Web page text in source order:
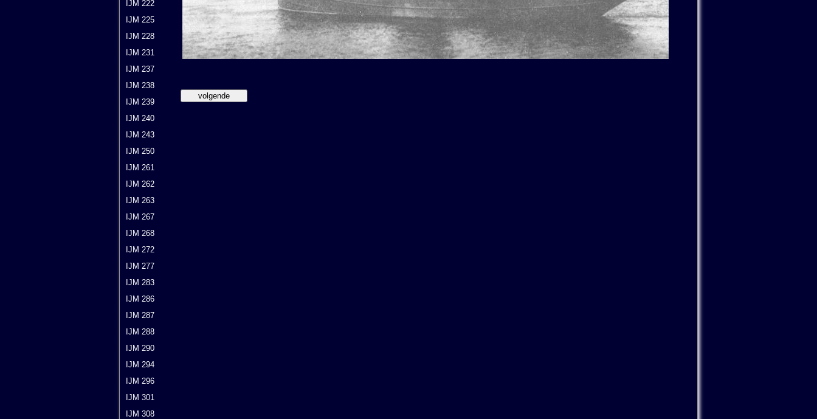
IJM 222
IJM 225
IJM 228
IJM 231
IJM 237
IJM 238
IJM 239
IJM 240
IJM 243
IJM 250
IJM 261
IJM 262
IJM 263
IJM 267
IJM 268
IJM 272
IJM 277
IJM 283
IJM 286
IJM 287
IJM 288
IJM 290
IJM 294
IJM 296
IJM 301
IJM 308